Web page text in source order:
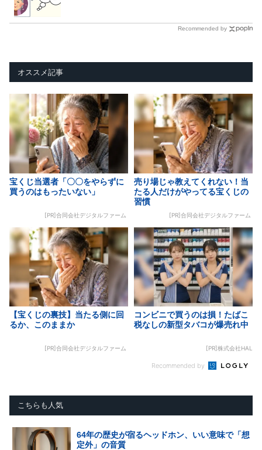
Recommended by
オススメ記事
宝くじ当選者「〇〇をやらずに
買うのはもったいない」
[PR]合同会社デジタルファーム
売り場じゃ教えてくれない！当
たる人だけがやってる宝くじの
習慣
[PR]合同会社デジタルファーム
【宝くじの裏技】当たる側に回
るか、このままか
[PR]合同会社デジタルファーム
コンビニで買うのは損！たばこ
税なしの新型タバコが爆売れ中
[PR]株式会社HAL
Recommended by
こちらも人気
64年の歴史が宿るヘッドホン、いい意味で「想
定外」の音質